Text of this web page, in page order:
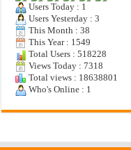
Users Today : 1
Users Yesterday : 3
This Month : 38
This Year : 1549
Total Users : 518228
Views Today : 7318
Total views : 18638801
Who's Online : 1